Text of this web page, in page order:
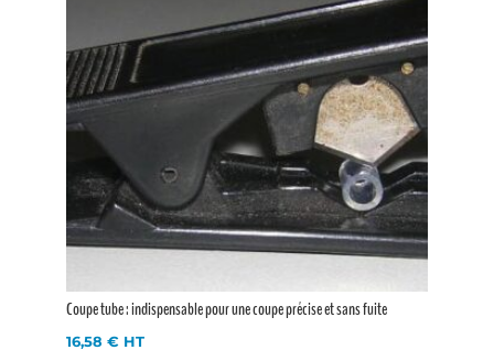
Coupe tube : indispensable pour une coupe précise et sans fuite
16,58 € HT